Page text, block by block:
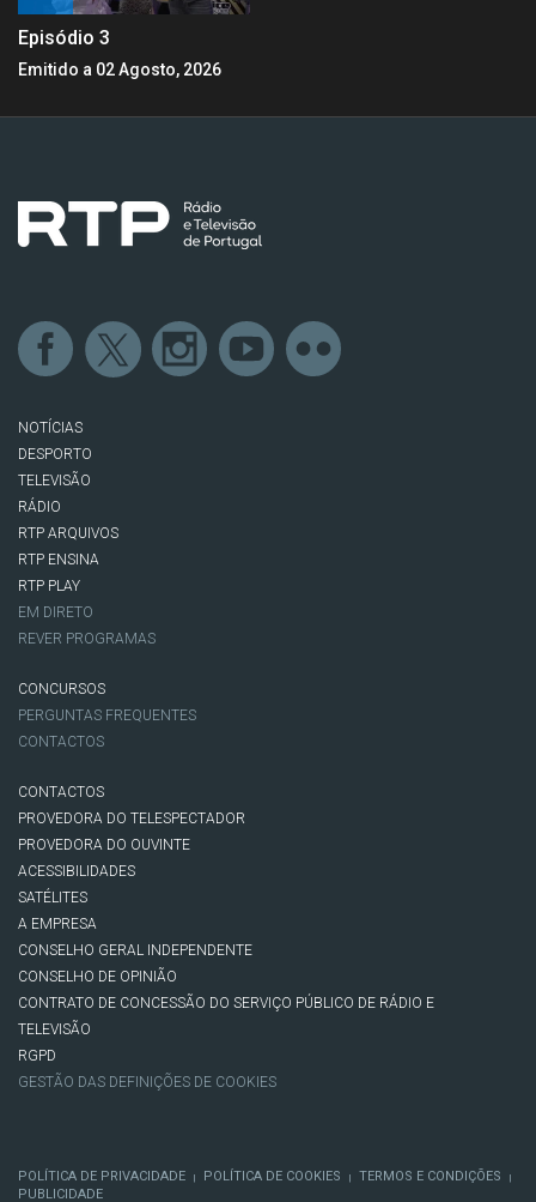
Episódio 3
Emitido a 02 Agosto, 2026
NOTÍCIAS
DESPORTO
TELEVISÃO
RÁDIO
RTP ARQUIVOS
RTP ENSINA
RTP PLAY
EM DIRETO
REVER PROGRAMAS
CONCURSOS
PERGUNTAS FREQUENTES
CONTACTOS
CONTACTOS
PROVEDORA DO TELESPECTADOR
PROVEDORA DO OUVINTE
ACESSIBILIDADES
SATÉLITES
A EMPRESA
CONSELHO GERAL INDEPENDENTE
CONSELHO DE OPINIÃO
CONTRATO DE CONCESSÃO DO SERVIÇO PÚBLICO DE RÁDIO E
TELEVISÃO
RGPD
GESTÃO DAS DEFINIÇÕES DE COOKIES
POLÍTICA DE PRIVACIDADE | POLÍTICA DE COOKIES | TERMOS E CONDIÇÕES |
PUBLICIDADE